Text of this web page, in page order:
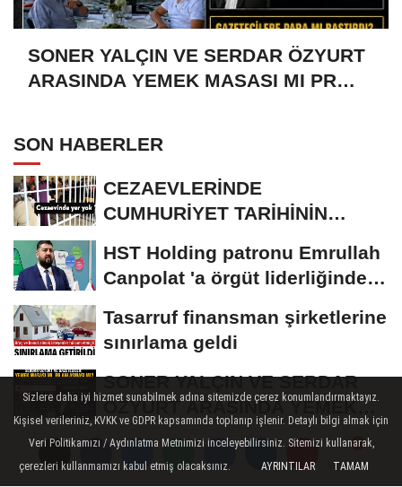
Yorumlar
Yorumlar
SONER YALÇIN VE SERDAR ÖZYURT
ARASINDA YEMEK MASASI MI PR
SON HABERLER
CEZAEVLERİNDE
CUMHURİYET TARİHİNİN
KİŞİ...
HST Holding patronu Emrullah
Canpolat 'a örgüt liderliğinden
Tasarruf finansman şirketlerine
sınırlama geldi
SONER YALÇIN VE SERDAR
ÖZYURT ARASINDA YEMEK
MASASI MI PR ANLAŞMASI...
ROK itirafçı oldu, Cem
Küçük'ün adını verdi!
Sizlere daha iyi hizmet sunabilmek adına sitemizde çerez konumlandırmaktayız.
Kişisel verileriniz, KVKK ve GDPR kapsamında toplanıp işlenir. Detaylı bilgi almak için
Veri Politikamızı / Aydınlatma Metnimizi inceleyebilirsiniz. Sitemizi kullanarak,
çerezleri kullanmamızı kabul etmiş olacaksınız.
AYRINTILAR TAMAM